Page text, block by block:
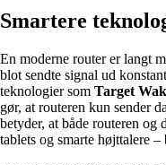
Smartere
En moderne router er langt
blot sendte signal ud
teknologier som Target
gør, at routeren kun sender
betyder, at både routeren og
tablets og smarte højttalere